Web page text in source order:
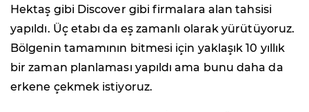
Hektaş gibi Discover gibi firmalara alan tahsisi
yapıldı. Üç etabı da eş zamanlı olarak yürütüyoruz.
Bölgenin tamamının bitmesi için yaklaşık 10 yıllık
bir zaman planlaması yapıldı ama bunu daha da
erkene çekmek istiyoruz.